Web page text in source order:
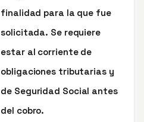
finalidad para la que fue
solicitada. Se requiere
estar al corriente de
obligaciones tributarias y
de Seguridad Social antes
del cobro.